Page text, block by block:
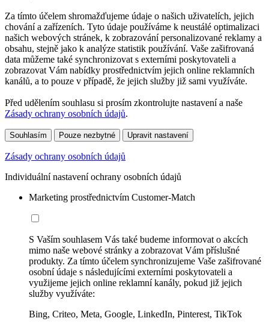
Za tímto účelem shromažďujeme údaje o našich uživatelích, jejich
chování a zařízeních. Tyto údaje používáme k neustálé optimalizaci
našich webových stránek, k zobrazování personalizované reklamy a
obsahu, stejně jako k analýze statistik používání. Vaše zašifrovaná
data můžeme také synchronizovat s externími poskytovateli a
zobrazovat Vám nabídky prostřednictvím jejich online reklamních
kanálů, a to pouze v případě, že jejich služby již sami využíváte.
Před udělením souhlasu si prosím zkontrolujte nastavení a naše
Zásady ochrany osobních údajů.
Souhlasím Pouze nezbytné Upravit nastavení
Zásady ochrany osobních údajů
Individuální nastavení ochrany osobních údajů
Marketing prostřednictvím Customer-Match
S Vaším souhlasem Vás také budeme informovat o akcích
mimo naše webové stránky a zobrazovat Vám příslušné
produkty. Za tímto účelem synchronizujeme Vaše zašifrované
osobní údaje s následujícími externími poskytovateli a
využijeme jejich online reklamní kanály, pokud již jejich
služby využíváte:
Bing, Criteo, Meta, Google, LinkedIn, Pinterest, TikTok